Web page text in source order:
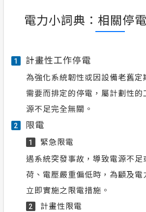
電力小詞典：相關停
1 計畫性工作停電
為強化系統韌性或因設備老舊定
需要而排定的停電，屬計劃性的
源不足完全無關。
2 限電
1
緊急限電
遇系統突發事故，導致電源不足
荷、電壓嚴重偏低時，為顧及電
立即實施之限電措施。
2
計畫性限電